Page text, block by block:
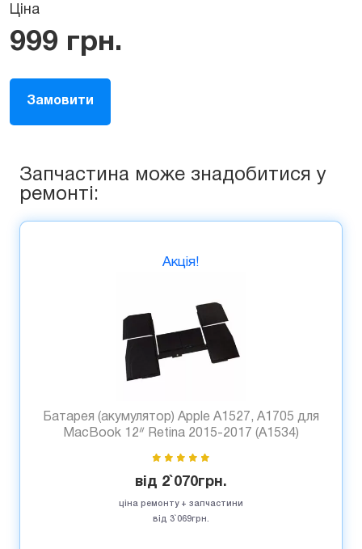
Ціна
999 грн.
Замовити
Запчастина може знадобитися у
ремонті:
Акція!
Батарея (акумулятор) Apple A1527, A1705 для
MacBook 12ᐥ Retina 2015-2017 (A1534)
від 2`070грн.
ціна ремонту + запчастини
від 3`069грн.